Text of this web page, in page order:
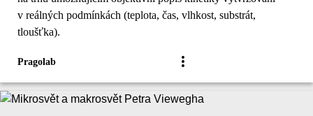
v reálných podmínkách (teplota, čas, vlhkost, substrát,
tloušťka).
Pragolab